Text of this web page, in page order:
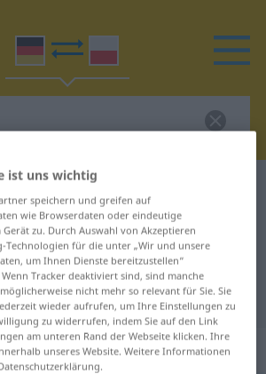
Wörterbuch
Übersetzung für
Polnisch Übersetzung
: Maskulinum
ist uns wichtig
speichern und greifen auf
wie Browserdaten oder eindeutige
zu. Durch Auswahl von Akzeptieren
Technologien für die unter „Wir und unsere
um Ihnen Dienste bereitzustellen“
Tracker deaktiviert sind, sind manche
nicht mehr so relevant für Sie. Sie
wieder aufrufen, um Ihre Einstellungen zu
zu widerrufen, indem Sie auf den Link
am unteren Rand der Webseite klicken. Ihre
unseres Website. Weitere Informationen